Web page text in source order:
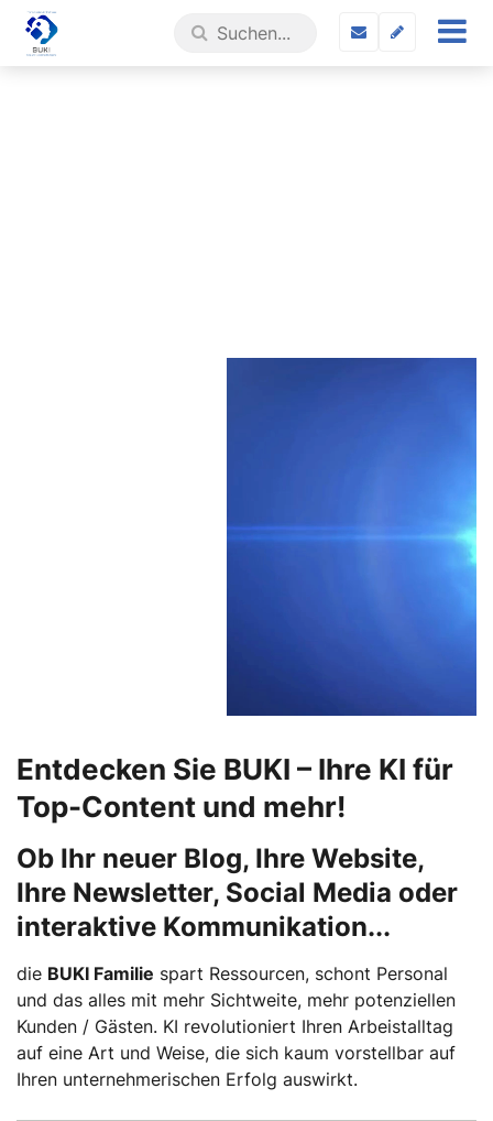
Entdecken Sie BUKI – Ihre KI für
Top-Content und mehr!
Ob Ihr neuer Blog, Ihre Website,
Ihre Newsletter, Social Media oder
interaktive Kommunikation...
die BUKI Familie spart Ressourcen, schont Personal
und das alles mit mehr Sichtweite, mehr potenziellen
Kunden / Gästen. KI revolutioniert Ihren Arbeistalltag
auf eine Art und Weise, die sich kaum vorstellbar auf
Ihren unternehmerischen Erfolg auswirkt.